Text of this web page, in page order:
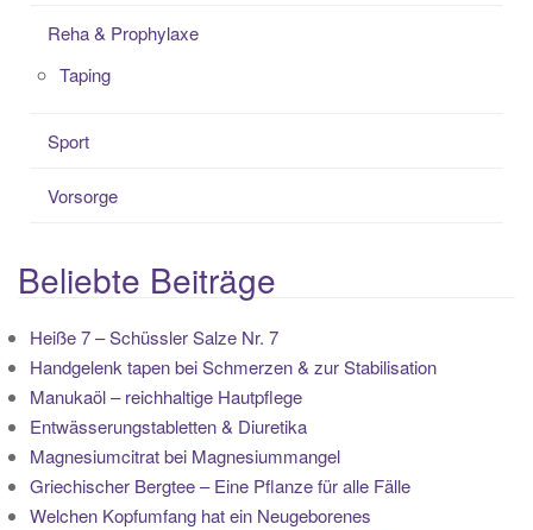
Reha & Prophylaxe
Taping
Sport
Vorsorge
Beliebte Beiträge
Heiße 7 – Schüssler Salze Nr. 7
Handgelenk tapen bei Schmerzen & zur Stabilisation
Manukaöl – reichhaltige Hautpflege
Entwässerungstabletten & Diuretika
Magnesiumcitrat bei Magnesiummangel
Griechischer Bergtee – Eine Pflanze für alle Fälle
Welchen Kopfumfang hat ein Neugeborenes